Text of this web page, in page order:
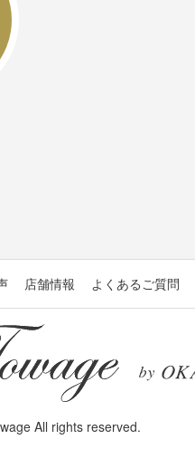
店舗情報 よくあるご質問
All rights reserved.